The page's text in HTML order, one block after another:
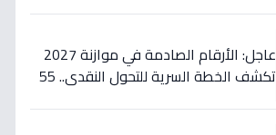
عاجل: الأرقام الصادمة في موازنة 2027
تكشف الخطة السرية للتحول النقدي.. 55